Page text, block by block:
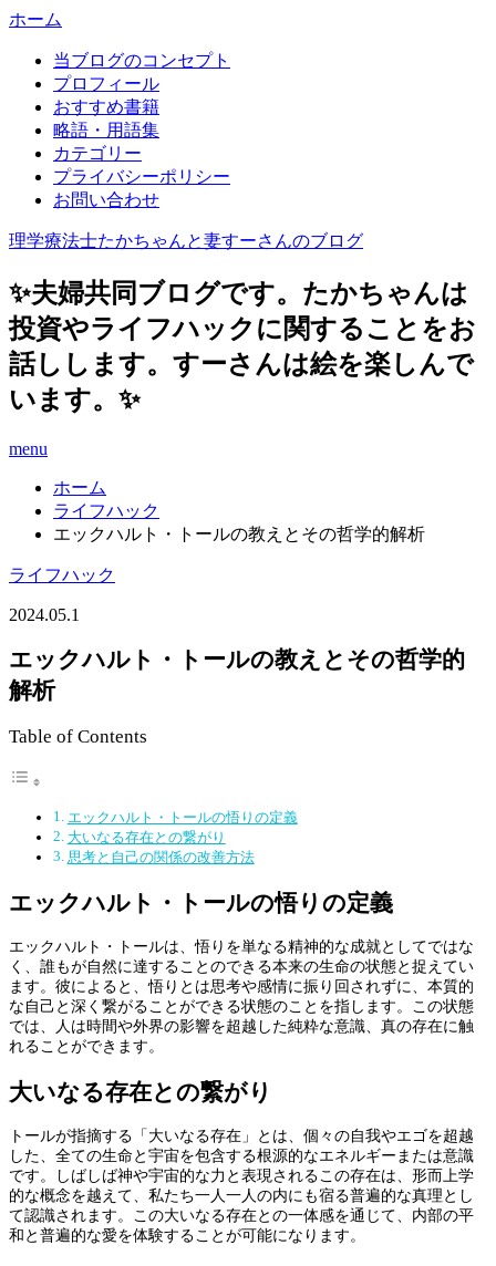
ホーム
当ブログのコンセプト
プロフィール
おすすめ書籍
略語・用語集
カテゴリー
プライバシーポリシー
お問い合わせ
理学療法士たかちゃんと妻すーさんのブログ
✨夫婦共同ブログです。たかちゃんは
投資やライフハックに関することをお
話しします。すーさんは絵を楽しんで
います。✨
menu
ホーム
ライフハック
エックハルト・トールの教えとその哲学的解析
ライフハック
2024.05.1
エックハルト・トールの教えとその哲学的
解析
Table of Contents
エックハルト・トールの悟りの定義
大いなる存在との繋がり
思考と自己の関係の改善方法
エックハルト・トールの悟りの定義
エックハルト・トールは、悟りを単なる精神的な成就としてではな
く、誰もが自然に達することのできる本来の生命の状態と捉えてい
ます。彼によると、悟りとは思考や感情に振り回されずに、本質的
な自己と深く繋がることができる状態のことを指します。この状態
では、人は時間や外界の影響を超越した純粋な意識、真の存在に触
れることができます。
大いなる存在との繋がり
トールが指摘する「大いなる存在」とは、個々の自我やエゴを超越
した、全ての生命と宇宙を包含する根源的なエネルギーまたは意識
です。しばしば神や宇宙的な力と表現されるこの存在は、形而上学
的な概念を越えて、私たち一人一人の内にも宿る普遍的な真理とし
て認識されます。この大いなる存在との一体感を通じて、内部の平
和と普遍的な愛を体験することが可能になります。